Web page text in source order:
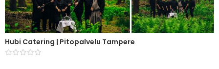
Hubi Catering | Pitopalvelu Tampere